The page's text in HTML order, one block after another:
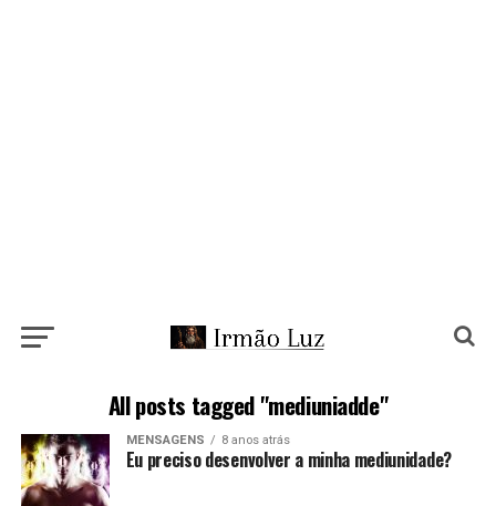
All posts tagged "mediuniadde"
MENSAGENS 8 anos atrás
Eu preciso desenvolver a minha mediunidade?